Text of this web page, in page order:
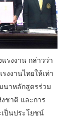
รงงาน กล่าวว่า
งงานไทยให้เท่า
นาหลักสูตรร่วม
ชาติ และการ
ป็นประโยชน์